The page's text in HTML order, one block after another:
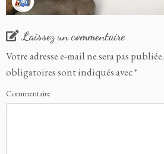
Laissez un commentaire
Votre adresse e-mail ne sera pas publiée.
obligatoires sont indiqués avec*
Commentaire